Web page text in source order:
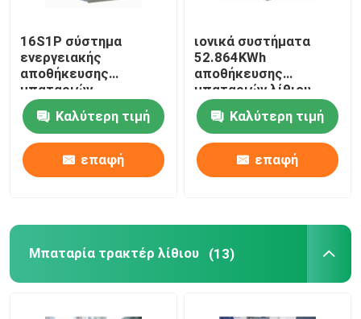
16S1P σύστημα
ενεργειακής
αποθήκευσης
μπαταριών
51.2V280Ah
14.336KWh λίθιου
ενεργειακής
αποθήκευσης
Καλύτερη τιμή
επαφή
ιονικά συστήματα
52.864KWh
αποθήκευσης
μπαταριών λίθιου
188.8V 280Ah
Καλύτερη τιμή
επαφή
Μπαταρία τρακτέρ λίθιου (13)